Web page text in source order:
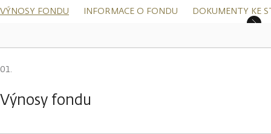
VÝNOSY FONDU INFORMACE O FONDU DOKUMENTY KE
Výnosy fondu